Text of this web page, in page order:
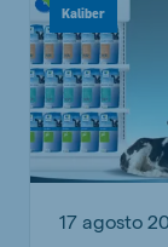
Kaliber
17 agosto